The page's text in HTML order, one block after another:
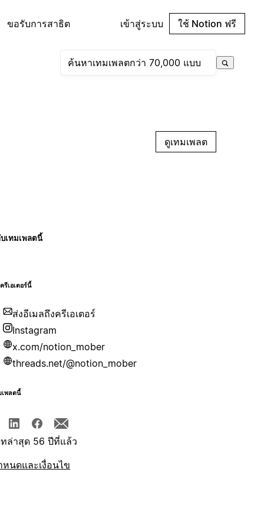
ขอรับการสาธิต เข้าสู่ระบบ ใช้ Notion ฟรี
ดูเทมเพลต
บเทมเพลตนี้
รีเอเตอร์นี้
ส่งอีเมลถึงครีเอเตอร์
Instagram
x.com/notion_mober
threads.net/@notion_mober
เพลตนี้
ทล่าสุด 56 ปีที่แล้ว
นดและเงื่อนไข